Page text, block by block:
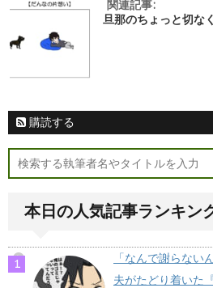
関連記事:
旦那のちょっと切な
購読する
本日の人気記事ランキン
「なんで謝らな
夫がたどり着いた